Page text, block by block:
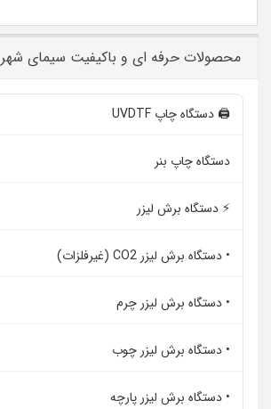
محصولات حرفه ای و باکیفیت سیمای شهر
🖨️ دستگاه چاپ UVDTF
دستگاه چاپ بنر
⚡ دستگاه برش لیزر
• دستگاه برش لیزر CO2 (غیرفلزات)
• دستگاه برش لیزر چرم
• دستگاه برش لیزر چوب
• دستگاه برش لیزر پارچه